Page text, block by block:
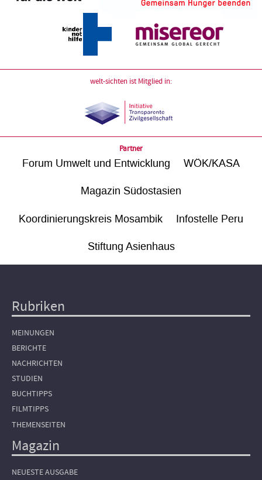
welt-sichten ist Mitglied in:
Partner
Forum Umwelt und Entwicklung WÖK/KASA
Magazin Südostasien
Koordinierungskreis Mosambik Infostelle Peru
Stiftung Asienhaus
Hauptnavigation
Rubriken
MEINUNGEN
BERICHTE
NACHRICHTEN
STUDIEN
BUCHTIPPS
FILMTIPPS
THEMENSEITEN
Magazin
NEUESTE AUSGABE